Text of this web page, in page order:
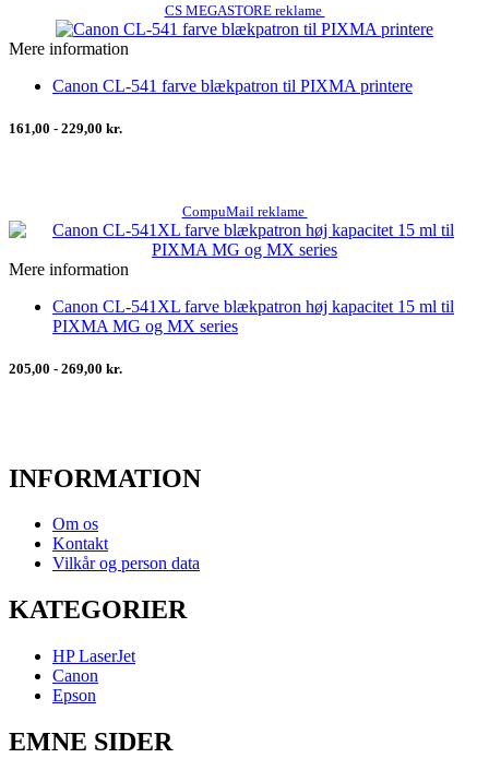
CS MEGASTORE reklame
Mere information
Canon CL-541 farve blækpatron til PIXMA printere
161,00 - 229,00 kr.
CompuMail reklame
Mere information
Canon CL-541XL farve blækpatron høj kapacitet 15 ml til
PIXMA MG og MX series
205,00 - 269,00 kr.
INFORMATION
Om os
Kontakt
Vilkår og person data
KATEGORIER
HP LaserJet
Canon
Epson
EMNE SIDER